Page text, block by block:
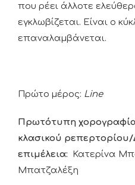
που ρέει άλλοτε
εγκλωβίζεται. Είναι ο
επαναλαμβάνεται.
Πρώτο μέρος: Line
Πρωτότυπη
κλασικού
επιμέλεια:
Κατερίνα
Μπατζαλέξη